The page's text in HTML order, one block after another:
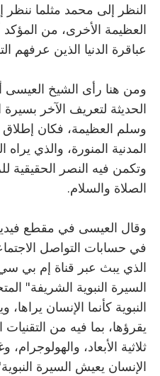
النظر إلى محمد مثلما ننظر
العظيمة الأخرى، من
عباقرة الدنيا الذين عرفهم
ومن هنا رأى الشيخ العيسى
الحديثة لتعريف الآخر
وسلم العظيمة، فكان
المدنية المنورة، والذي
وتكمن فيه النصر الحقيقية
الصلاة والسلام.
وقال العيسى في مقطع
في حسابات التواصل
الذي يبث عبر قناة إم بي
السيرة النبوية الشريفة"
النبوية كأنما الإنسان
يقرؤها، بما فيه من التقنيات
ثلاثية الأبعاد،
الإنسان يعيش السيرة